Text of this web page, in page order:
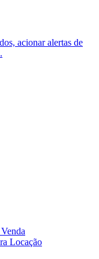
acionar alertas de
Locação